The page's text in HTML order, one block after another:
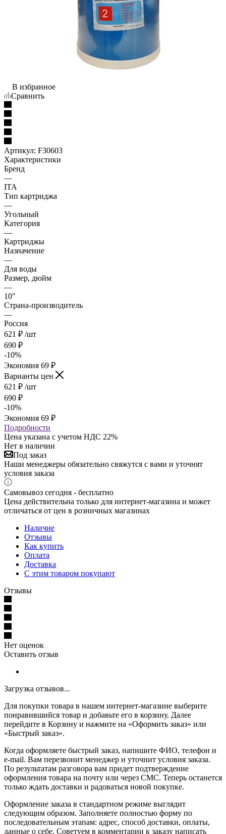
В избранное
Сравнить
Артикул: F30603
Характеристики
Бренд
—
ITA
Тип картриджа
—
Угольный
Категория
—
Картриджы
Назначение
—
Для воды
Размер, дюйм
—
10"
Страна-производитель
—
Россия
621 ₽ /шт
690 ₽
-10%
Экономия 69 ₽
Варианты цен
621 ₽ /шт
690 ₽
-10%
Экономия 69 ₽
Подробности
Цена указана с учетом НДС 22%
Нет в наличии
Под заказ
Наши менеджеры обязательно свяжутся с вами и уточнят
условия заказа
Самовывоз сегодня - бесплатно
Цена действительна только для интернет-магазина и может
отличаться от цен в розничных магазинах
Наличие
Отзывы
Как купить
Оплата
Доставка
С этим товаром покупают
Отзывы
Нет оценок
Оставить отзыв
Загрузка отзывов...
Для покупки товара в нашем интернет-магазине выберите
понравившийся товар и добавьте его в корзину. Далее
перейдите в Корзину и нажмите на «Оформить заказ» или
«Быстрый заказ».
Когда оформляете быстрый заказ, напишите ФИО, телефон и
e-mail. Вам перезвонит менеджер и уточнит условия заказа.
По результатам разговора вам придет подтверждение
оформления товара на почту или через СМС. Теперь останется
только ждать доставки и радоваться новой покупке.
Оформление заказа в стандартном режиме выглядит
следующим образом. Заполняете полностью форму по
последовательным этапам: адрес, способ доставки, оплаты,
данные о себе. Советуем в комментарии к заказу написать